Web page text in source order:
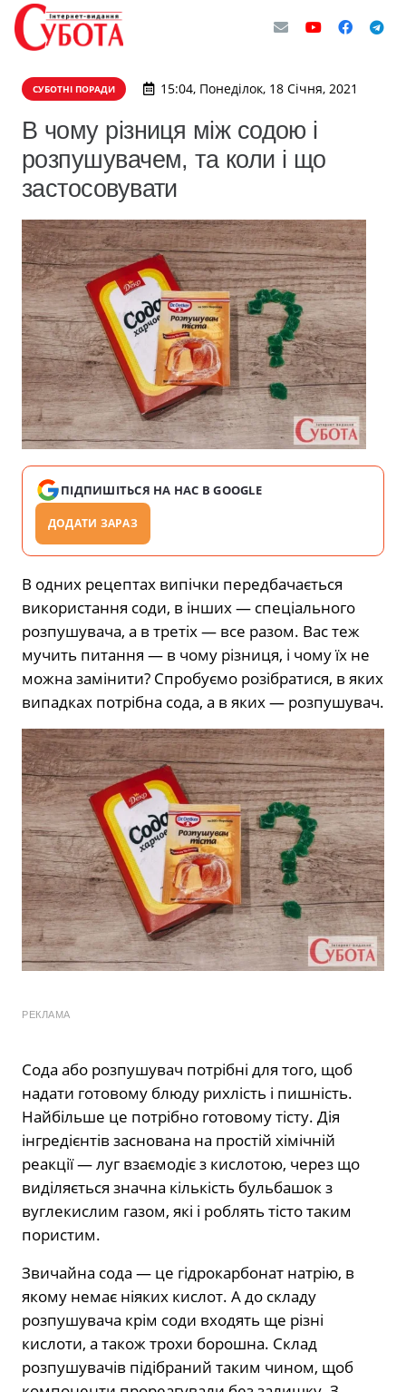
СУБОТНІ ПОРАДИ 15:04, Понеділок, 18 Січня, 2021
В чому різниця між содою і
розпушувачем, та коли і що
застосовувати
ПІДПИШІТЬСЯ НА НАС В GOOGLE
ДОДАТИ ЗАРАЗ
В одних рецептах випічки передбачається
використання соди, в інших — спеціального
розпушувача, а в третіх — все разом. Вас теж
мучить питання — в чому різниця, і чому їх не
можна замінити? Спробуємо розібратися, в яких
випадках потрібна сода, а в яких — розпушувач.
РЕКЛАМА
Сода або розпушувач потрібні для того, щоб
надати готовому блюду рихлість і пишність.
Найбільше це потрібно готовому тісту. Дія
інгредієнтів заснована на простій хімічній
реакції — луг взаємодіє з кислотою, через що
виділяється значна кількість бульбашок з
вуглекислим газом, які і роблять тісто таким
пористим.
Звичайна сода — це гідрокарбонат натрію, в
якому немає ніяких кислот. А до складу
розпушувача крім соди входять ще різні
кислоти, а також трохи борошна. Склад
розпушувачів підібраний таким чином, щоб